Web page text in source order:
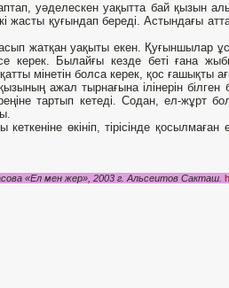
уәделескен уақытта бай қызын
жасты қуғындап береді. Астындағы
жатқан уақыты екен. Қуғыншылар
керек. Былайғы кезде беті ғана
мінетін болса керек, қос ғашықты
ажал тырнағына ілінерін білген
тартып кетеді. Содан, ел-жұрт
өкініп, тірісінде
«Ел мен жер», 2003 г. Альсеитов Сакташ.